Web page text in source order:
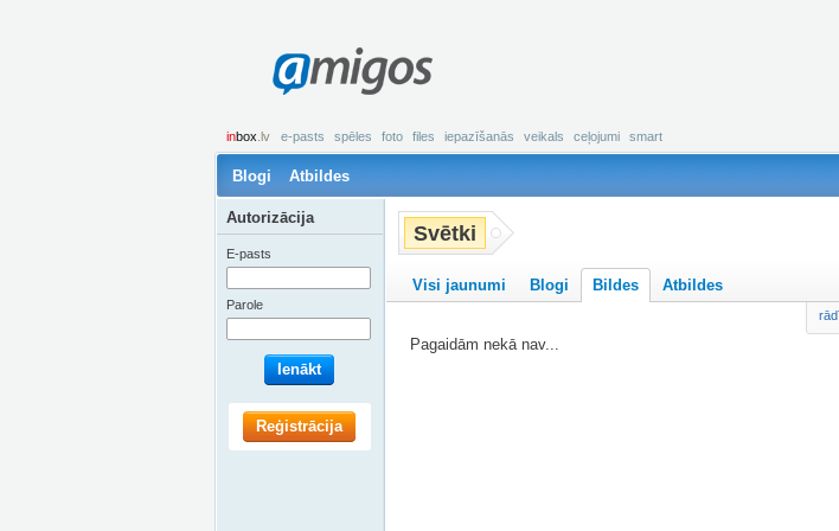
amigos
inbox .lv e-pasts spēles foto files iepazīšanās veikals ceļojumi smart
Blogi Atbildes
Svētki
Visi jaunumi Blogi Bildes Atbildes
Pagaidām nekā nav...
Autorizācija
E-pasts
Parole
Ienākt
Reģistrācija